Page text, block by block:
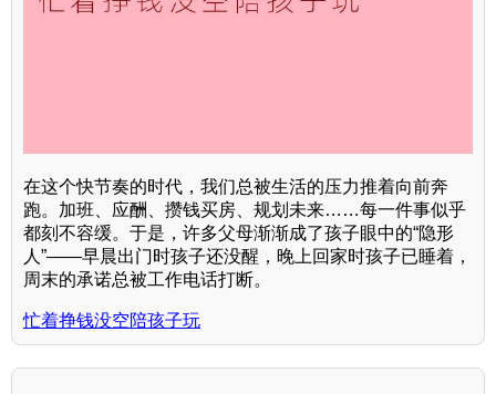
在这个快节奏的时代，我们总被生活的压力推着向前奔
跑。加班、应酬、攒钱买房、规划未来……每一件事似乎
都刻不容缓。于是，许多父母渐渐成了孩子眼中的“隐形
人”——早晨出门时孩子还没醒，晚上回家时孩子已睡着，
周末的承诺总被工作电话打断。
忙着挣钱没空陪孩子玩